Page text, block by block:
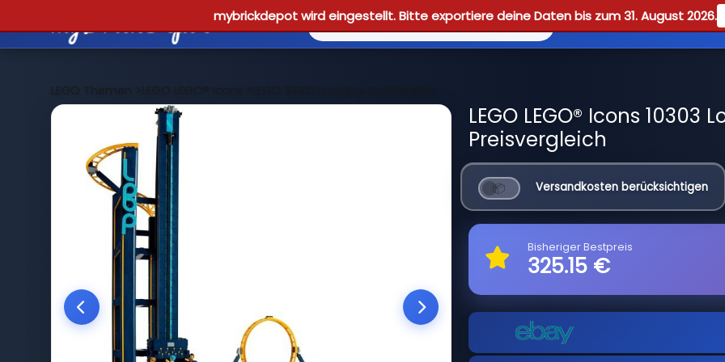
mybrickdepot wird eingestellt. Bitte exportiere deine Daten bis zum 31. August 2026.
Reviews
LEGO Themen >LEGO LEGO® Icons >LEGO 10303 Looping-Achterbahn
LEGO LEGO® Icons
Preisvergleich
Versandkosten berücksichtigen
Bisheriger Bestpreis
325.15 €